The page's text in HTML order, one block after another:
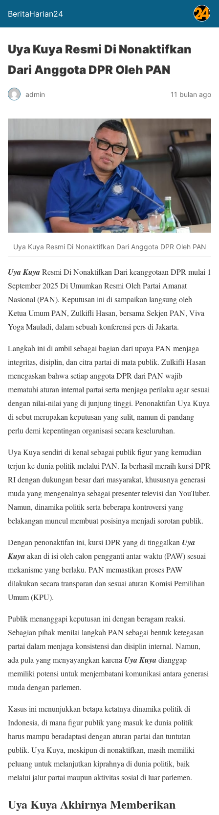
BeritaHarian24
Uya Kuya Resmi Di Nonaktifkan
Dari Anggota DPR Oleh PAN
admin 11 bulan ago
Uya Kuya Resmi Di Nonaktifkan Dari Anggota DPR Oleh PAN
Uya KuyaResmi Di Nonaktifkan Dari keanggotaan DPR mulai 1
September 2025 Di Umumkan Resmi Oleh Partai Amanat
Nasional (PAN). Keputusan ini di sampaikan langsung oleh
Ketua Umum PAN, Zulkifli Hasan, bersama Sekjen PAN, Viva
Yoga Mauladi, dalam sebuah konferensi pers di Jakarta.
Langkah ini di ambil sebagai bagian dari upaya PAN menjaga
integritas, disiplin, dan citra partai di mata publik. Zulkifli Hasan
menegaskan bahwa setiap anggota DPR dari PAN wajib
mematuhi aturan internal partai serta menjaga perilaku agar sesuai
dengan nilai-nilai yang di junjung tinggi. Penonaktifan Uya Kuya
di sebut merupakan keputusan yang sulit, namun di pandang
perlu demi kepentingan organisasi secara keseluruhan.
Uya Kuya sendiri di kenal sebagai publik figur yang kemudian
terjun ke dunia politik melalui PAN. Ia berhasil meraih kursi DPR
RI dengan dukungan besar dari masyarakat, khususnya generasi
muda yang mengenalnya sebagai presenter televisi dan YouTuber.
Namun, dinamika politik serta beberapa kontroversi yang
belakangan muncul membuat posisinya menjadi sorotan publik.
Dengan penonaktifan ini, kursi DPR yang di tinggalkan Uya
Kuyaakan di isi oleh calon pengganti antar waktu (PAW) sesuai
mekanisme yang berlaku. PAN memastikan proses PAW
dilakukan secara transparan dan sesuai aturan Komisi Pemilihan
Umum (KPU).
Publik menanggapi keputusan ini dengan beragam reaksi.
Sebagian pihak menilai langkah PAN sebagai bentuk ketegasan
partai dalam menjaga konsistensi dan disiplin internal. Namun,
ada pula yang menyayangkan karena Uya Kuyadianggap
memiliki potensi untuk menjembatani komunikasi antara generasi
muda dengan parlemen.
Kasus ini menunjukkan betapa ketatnya dinamika politik di
Indonesia, di mana figur publik yang masuk ke dunia politik
harus mampu beradaptasi dengan aturan partai dan tuntutan
publik. Uya Kuya, meskipun di nonaktifkan, masih memiliki
peluang untuk melanjutkan kiprahnya di dunia politik, baik
melalui jalur partai maupun aktivitas sosial di luar parlemen.
Uya Kuya Akhirnya Memberikan